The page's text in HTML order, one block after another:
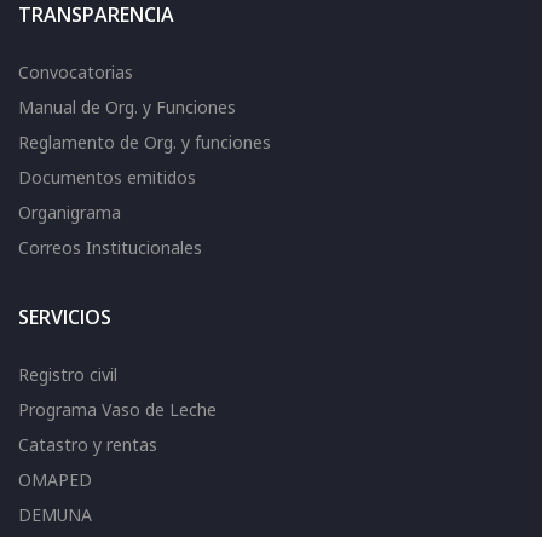
TRANSPARENCIA
Convocatorias
Manual de Org. y Funciones
Reglamento de Org. y funciones
Documentos emitidos
Organigrama
Correos Institucionales
SERVICIOS
Registro civil
Programa Vaso de Leche
Catastro y rentas
OMAPED
DEMUNA